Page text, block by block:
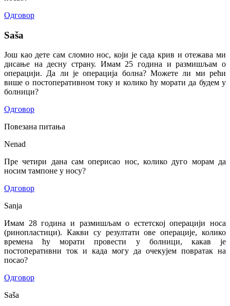
Одговор
Saša
Још као дете сам сломио нос, који је сада крив и отежава ми
дисање на десну страну. Имам 25 година и размишљам о
операцији. Да ли је операција болна? Можете ли ми рећи
више о постоперативном току и колико ћу морати да будем у
болници?
Одговор
Повезана питања
Nenad
Пре четири дана сам оперисао нос, колико дуго морам да
носим тампоне у носу?
Одговор
Sanja
Имам 28 година и размишљам о естетској операцији носа
(ринопластици). Какви су резултати ове операције, колико
времена ћу морати провести у болници, какав је
постоперативни ток и када могу да очекујем повратак на
посао?
Одговор
Saša